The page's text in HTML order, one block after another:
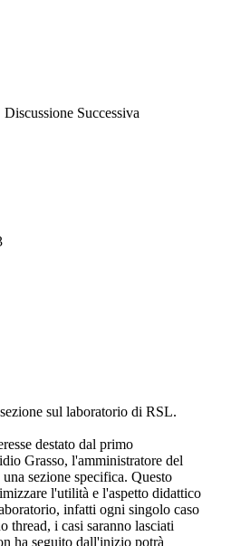
Discussione Successiva
sul laboratorio di RSL.
destato dal primo
Grasso, l'amministratore del
sezione specifica. Questo
l'utilità e l'aspetto didattico
infatti ogni singolo caso
thread, i casi saranno lasciati
ha seguito dall'inizio potrà